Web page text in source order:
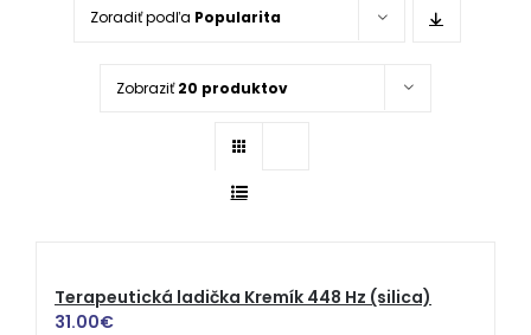
Zoradiť podľa Popularita
Zobraziť20 produktov
Terapeutická ladička Kremík 448 Hz (silica)
31.00€